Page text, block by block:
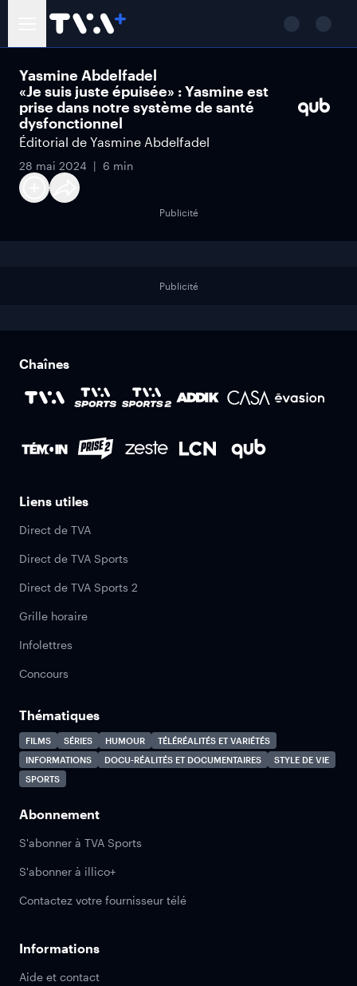
Yasmine Abdelfadel
«Je suis juste épuisée» : Yasmine est
prise dans notre système de santé
dysfonctionnel
Éditorial de Yasmine Abdelfadel
28 mai 2024 6 min
Publicité
Publicité
Chaînes
Liens utiles
Direct de TVA
Direct de TVA Sports
Direct de TVA Sports 2
Grille horaire
Infolettres
Concours
Thématiques
FILMS SÉRIES HUMOUR
TÉLÉRÉALITÉS ET VARIÉTÉS
INFORMATIONS
DOCU-RÉALITÉS ET DOCUMENTAIRES
STYLE DE VIE
SPORTS
Abonnement
S'abonner à TVA Sports
S'abonner à illico+
Contactez votre fournisseur télé
Informations
Aide et contact